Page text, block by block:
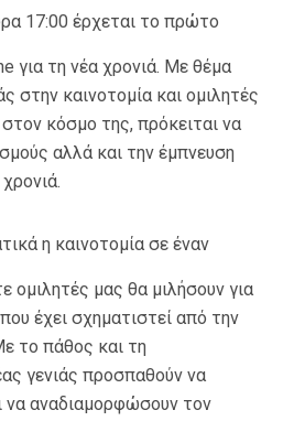
17:00 έρχεται το πρώτο
για τη νέα χρονιά. Με θέμα
στην καινοτομία και ομιλητές
κόσμο της, πρόκειται να
αλλά και την έμπνευση
η καινοτομία σε έναν
ομιλητές μας θα μιλήσουν για
έχει σχηματιστεί από την
το πάθος και τη
γενιάς προσπαθούν να
να αναδιαμορφώσουν τον